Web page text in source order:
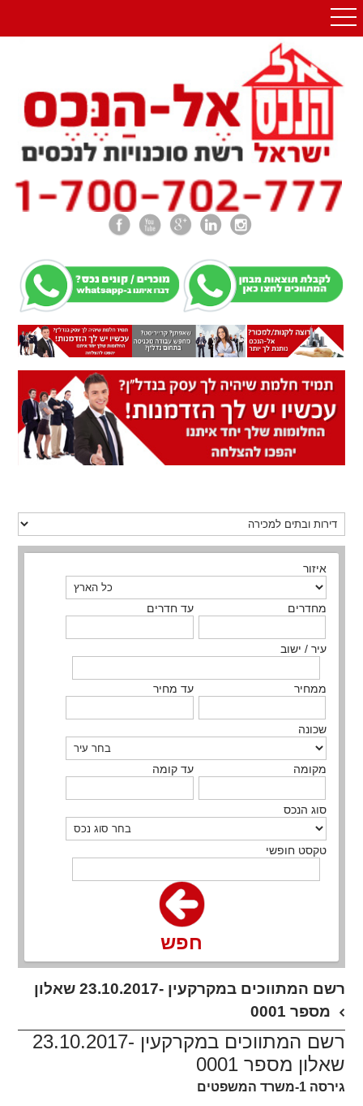
איזור
מחדרים עד חדרים
עיר / ישוב
ממחיר עד מחיר
שכונה
מקומה עד קומה
סוג הנכס
טקסט חופשי
חפש
רשם המתווכים במקרקעין -23.10.2017 שאלון
מספר 0001
רשם המתווכים במקרקעין -23.10.2017
שאלון מספר 0001
גירסה 1-משרד המשפטים